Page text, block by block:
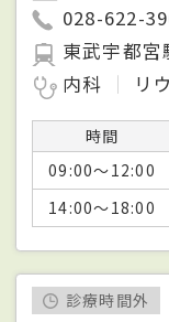
028-622-
東武宇都宮
内科
リ
時間
09:00～12:00
14:00～18:00
診療時間外